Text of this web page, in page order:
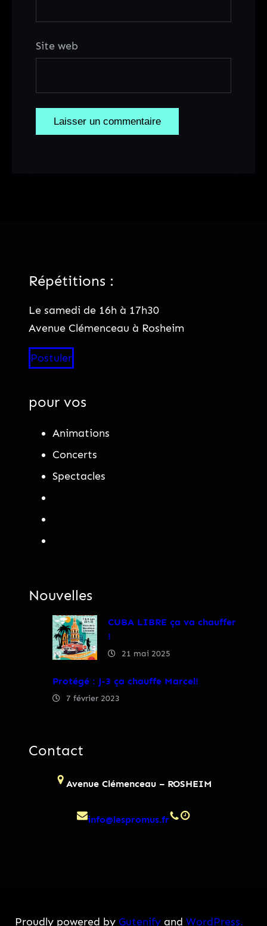
Site web
Répétitions :
Le samedi de 16h à 17h30
Avenue Clémenceau à Rosheim
Postuler
pour vos
Animations
Concerts
Spectacles
Nouvelles
CUBA LIBRE ça va chauffer
!
21 mai 2025
Protégé : J-3 ça chauffe Marcel!
7 février 2023
Contact
Avenue Clémenceau – ROSHEIM
info@lespromus.fr
Proudly powered by Gutenify and WordPress.